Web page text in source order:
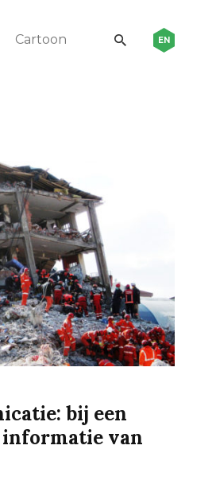
Cartoon EN
bij een
informatie van